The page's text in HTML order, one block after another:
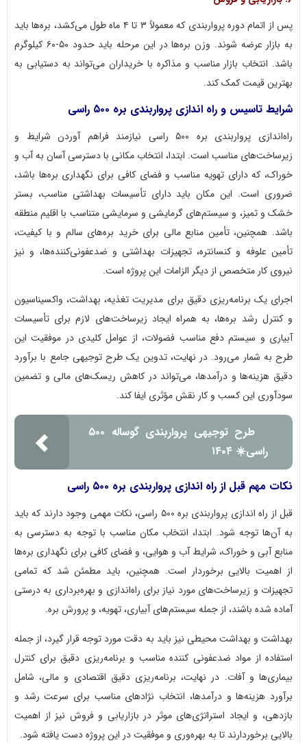
پس از اتمام دوره پرواربندی که معمولاً ۳ تا ۴ ماه طول می‌کشد، بره‌ها باید
به بازار عرضه شوند. وزن بره‌ها در این مرحله باید حدود ۵۰-۶۰ کیلوگرم
باشد. انتخاب بازار مناسب و مذاکره با خریداران می‌تواند به دستیابی به
بهترین قیمت کمک کند.
شرایط تاسیس و راه اندازی پرواربندی بره ۵۰۰ راسی
راه‌اندازی پرواربندی بره ۵۰۰ راسی نیازمند فراهم آوردن شرایط و
زیرساخت‌های مناسب است. ابتدا، انتخاب مکانی با دسترسی آسان به آب و
خوراک، که دارای تهویه مناسب و فضای کافی برای نگهداری بره‌ها باشد،
ضروری است. این مکان باید دارای تأسیسات بهداشتی مناسب، بستر
خشک و تمیز، و سیستم‌های گرمایشی و سرمایشی متناسب با اقلیم منطقه
باشد. همچنین، تأمین منابع مالی برای خرید بره‌های سالم و با کیفیت،
تأمین علوفه و کنسانتره، تجهیزات بهداشتی و ضدعفونی‌کننده‌ها، و نیز
نیروی کار متخصص از دیگر الزامات این پروژه است.
اجرای یک برنامه‌ریزی دقیق برای مدیریت تغذیه، بهداشت، واکسیناسیون
و کنترل رشد بره‌ها، به همراه ایجاد زیرساخت‌های لازم برای تأسیسات
آبیاری و سیستم دفع مناسب فضولات، از عوامل کلیدی در موفقیت این
طرح به شمار می‌رود. در نهایت، تدوین یک طرح توجیهی جامع با برآورد
دقیق هزینه‌ها و درآمدها، می‌تواند در کاهش ریسک‌های مالی و تضمین
سودآوری این کسب و کار نقش مؤثری ایفا کند.
طرح توجیهی پرواربندی گوساله ۵۰۰
راسی☀️ ۱۴۰۴
نکات مهم قبل از راه اندازی پرواربندی بره ۵۰۰ راسی
قبل از راه اندازی پرواربندی بره ۵۰۰ راسی، نکات مهمی وجود دارند که باید
به آن‌ها توجه شود. ابتدا، انتخاب مکان مناسب با توجه به دسترسی به
منابع آبی و خوراک، شرایط آب و هوایی، و فضای کافی برای نگهداری بره‌ها
از اهمیت بالایی برخوردار است. همچنین، باید مطمئن شد که تمامی
تجهیزات و زیرساخت‌های مورد نیاز برای راه‌اندازی و بهره‌برداری به درستی
آماده شده باشند، از جمله سیستم‌های آبیاری، تهویه، و پرورش بره.
بهداشت و بهداشت محیطی نیز باید به دقت مورد توجه قرار گیرد، از جمله
استفاده از مواد ضدعفونی کننده مناسب و برنامه‌ریزی دقیق برای کنترل
بیماری‌ها و آفات. در نهایت، برنامه‌ریزی دقیق اقتصادی و مالی، شامل
برآورد هزینه‌ها و درآمدها، انتخاب نژادهای مناسب برای سرعت رشد و
بازدهی، و ایجاد استراتژی‌های موثر در بازاریابی و فروش نیز از اهمیت
بالایی برخوردارند تا به بهره‌وری و موفقیت در این پروژه دست یافته شود.